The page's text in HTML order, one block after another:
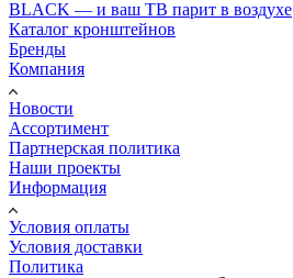
BLACK — и ваш ТВ парит в воздухе
Каталог кронштейнов
Бренды
Компания
Новости
Ассортимент
Партнерская политика
Наши проекты
Информация
Условия оплаты
Условия доставки
Политика